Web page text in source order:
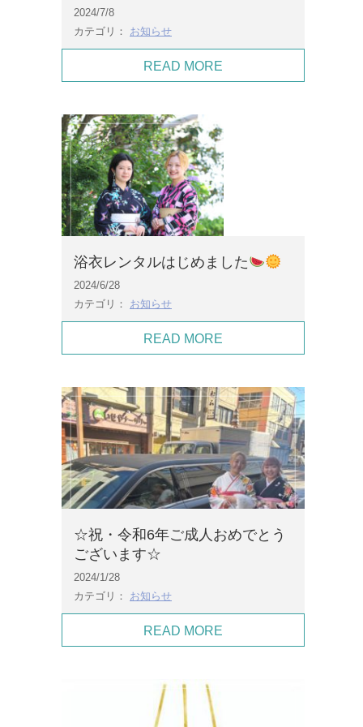
2024/7/8
カテゴリ： お知らせ
READ MORE
浴衣レンタルはじめました
2024/6/28
カテゴリ： お知らせ
READ MORE
☆祝・令和6年ご成人おめでとう
ございます☆
2024/1/28
カテゴリ： お知らせ
READ MORE